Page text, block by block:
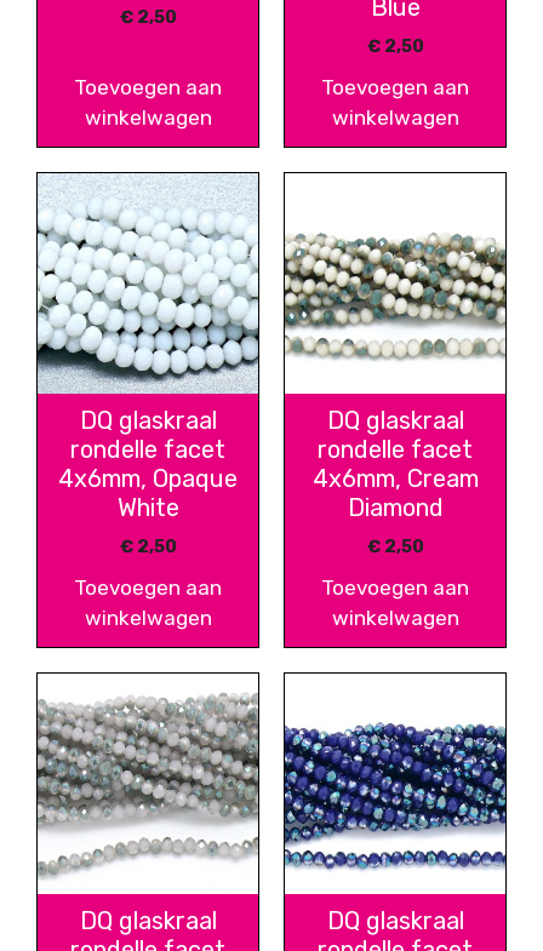
€2,50
Toevoegen aan
winkelwagen
Blue
€2,50
Toevoegen aan
winkelwagen
DQ glaskraal
rondelle facet
4x6mm, Opaque
White
€2,50
Toevoegen aan
winkelwagen
DQ glaskraal
rondelle facet
4x6mm, Cream
Diamond
€2,50
Toevoegen aan
winkelwagen
DQ glaskraal
DQ glaskraal